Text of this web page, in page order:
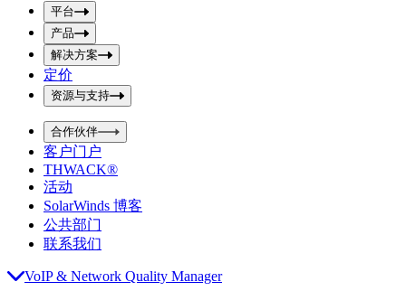
u
t
S
e
a
r
c
h
b
o
x
平台
产品
解决方案
定价
资源与支持
合作伙伴
客户门户
THWACK®
活动
SolarWinds 博客
公共部门
联系我们
VoIP & Network Quality Manager